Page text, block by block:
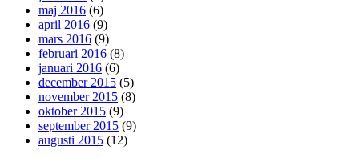
maj 2016 (6)
april 2016 (9)
mars 2016 (9)
februari 2016 (8)
januari 2016 (6)
december 2015 (5)
november 2015 (8)
oktober 2015 (9)
september 2015 (9)
augusti 2015 (12)